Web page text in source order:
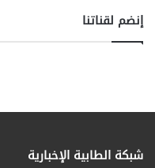
إنضم لقناتنا
شبكة الطابية الإخبارية